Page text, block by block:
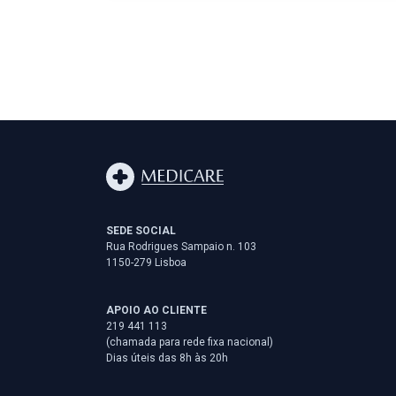
SEDE SOCIAL
Rua Rodrigues Sampaio n. 103
1150-279 Lisboa
APOIO AO CLIENTE
219 441 113
(chamada para rede fixa nacional)
Dias úteis das 8h às 20h